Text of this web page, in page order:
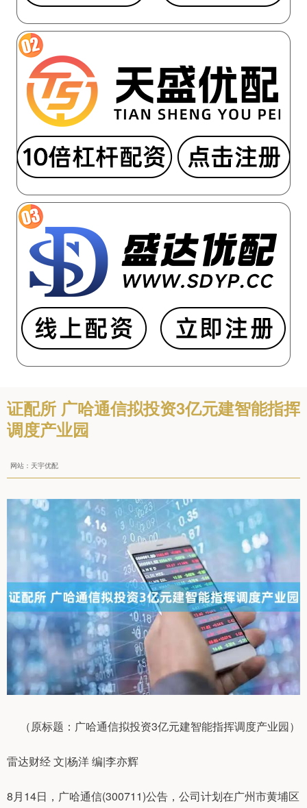
证配所 广哈通信拟投资3亿元建智能指挥
调度产业园
网站：天宇优配
（原标题：广哈通信拟投资3亿元建智能指挥调度产业园）
雷达财经 文|杨洋 编|李亦辉
8月14日，广哈通信(300711)公告，公司计划在广州市黄埔区